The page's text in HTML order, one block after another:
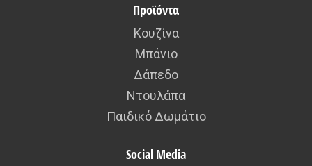
Προϊόντα
Κουζίνα
Μπάνιο
Δάπεδο
Ντουλάπα
Παιδικό Δωμάτιο
Social Media